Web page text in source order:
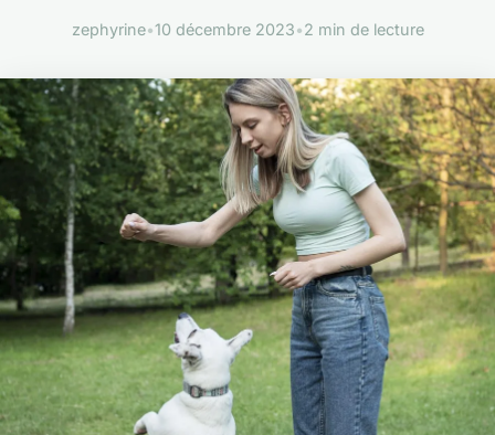
zephyrine•10 décembre 2023•2 min de lecture